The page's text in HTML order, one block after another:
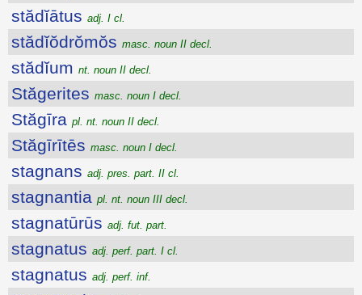
stădĭātus adj. I cl.
stădĭŏdrŏmŏs masc. noun II decl.
stădĭum nt. noun II decl.
Stăgerites masc. noun I decl.
Stăgīra pl. nt. noun II decl.
Stăgīrītēs masc. noun I decl.
stagnans adj. pres. part. II cl.
stagnantia pl. nt. noun III decl.
stagnatūrūs adj. fut. part.
stagnatus adj. perf. part. I cl.
stagnatus adj. perf. inf.